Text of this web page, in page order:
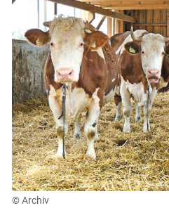
Skip to
© Archiv